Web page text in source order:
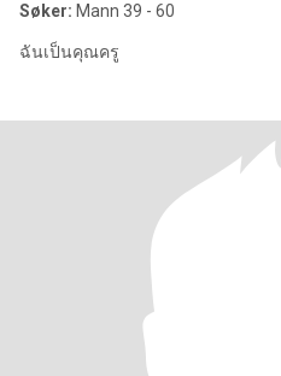
Søker: Mann 39 - 60
ฉันเป็นคุณครู